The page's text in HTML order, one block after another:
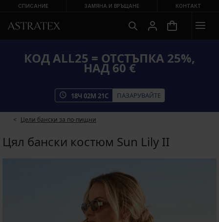
СПИСАНИЕ ЗАМЯНА И ВРЪЩАНЕ КОНТАКТ
КОД ALL25 = ОТСТЪПКА 25%,
НАД 60 €
18Ч 02М 21С ПАЗАРУВАЙТЕ
Цели бански за по-пищни
Цял бански костюм Sun Lily II